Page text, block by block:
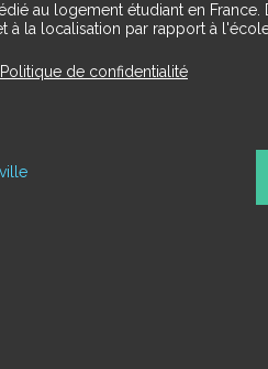
au logement étudiant en
à la localisation par rapport à
Politique de confidentialité